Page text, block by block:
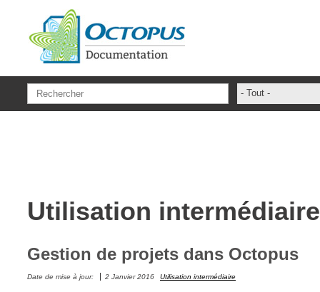
- Tout -
base des
Centre de
Utilisation intermédiaire
Gestion de projets dans Octopus
Date de mise à jour: 2 Janvier 2016 Utilisation intermédiaire